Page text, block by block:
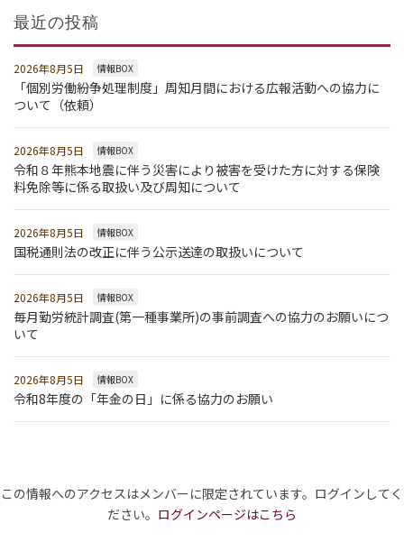
最近の投稿
2026年8月5日 情報BOX
「個別労働紛争処理制度」周知月間における広報活動への協力に
ついて（依頼）
2026年8月5日 情報BOX
令和８年熊本地震に伴う災害により被害を受けた方に対する保険
料免除等に係る取扱い及び周知について
2026年8月5日 情報BOX
国税通則法の改正に伴う公示送達の取扱いについて
2026年8月5日 情報BOX
毎月勤労統計調査(第一種事業所)の事前調査への協力のお願いにつ
いて
2026年8月5日 情報BOX
令和8年度の「年金の日」に係る協力のお願い
この情報へのアクセスはメンバーに限定されています。ログインしてく
ださい。 ログインページはこちら